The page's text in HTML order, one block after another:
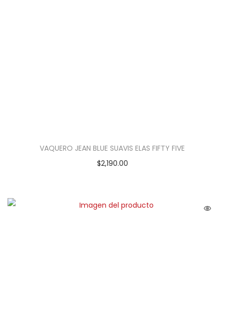
VAQUERO JEAN BLUE SUAVIS ELAS FIFTY FIVE
$2,190.00